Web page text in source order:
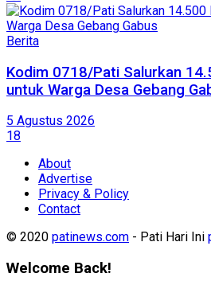
Berita
Kodim 0718/Pati Salurkan
untuk Warga Desa Gebang
5 Agustus 2026
18
About
Advertise
Privacy & Policy
Contact
© 2020 patinews.com - Pati Hari Ini
Welcome Back!